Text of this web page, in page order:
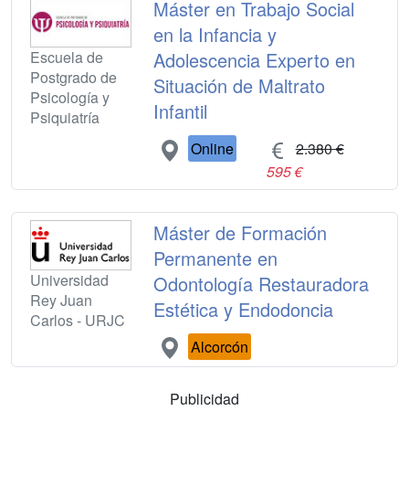
Escuela de
Postgrado de
Psicología y
Psiquiatría
Máster en Trabajo Social
en la Infancia y
Adolescencia Experto en
Situación de Maltrato
Infantil
Online
2.380 €
595 €
Universidad
Rey Juan
Carlos - URJC
Máster de Formación
Permanente en
Odontología Restauradora
Estética y Endodoncia
Alcorcón
Publicidad